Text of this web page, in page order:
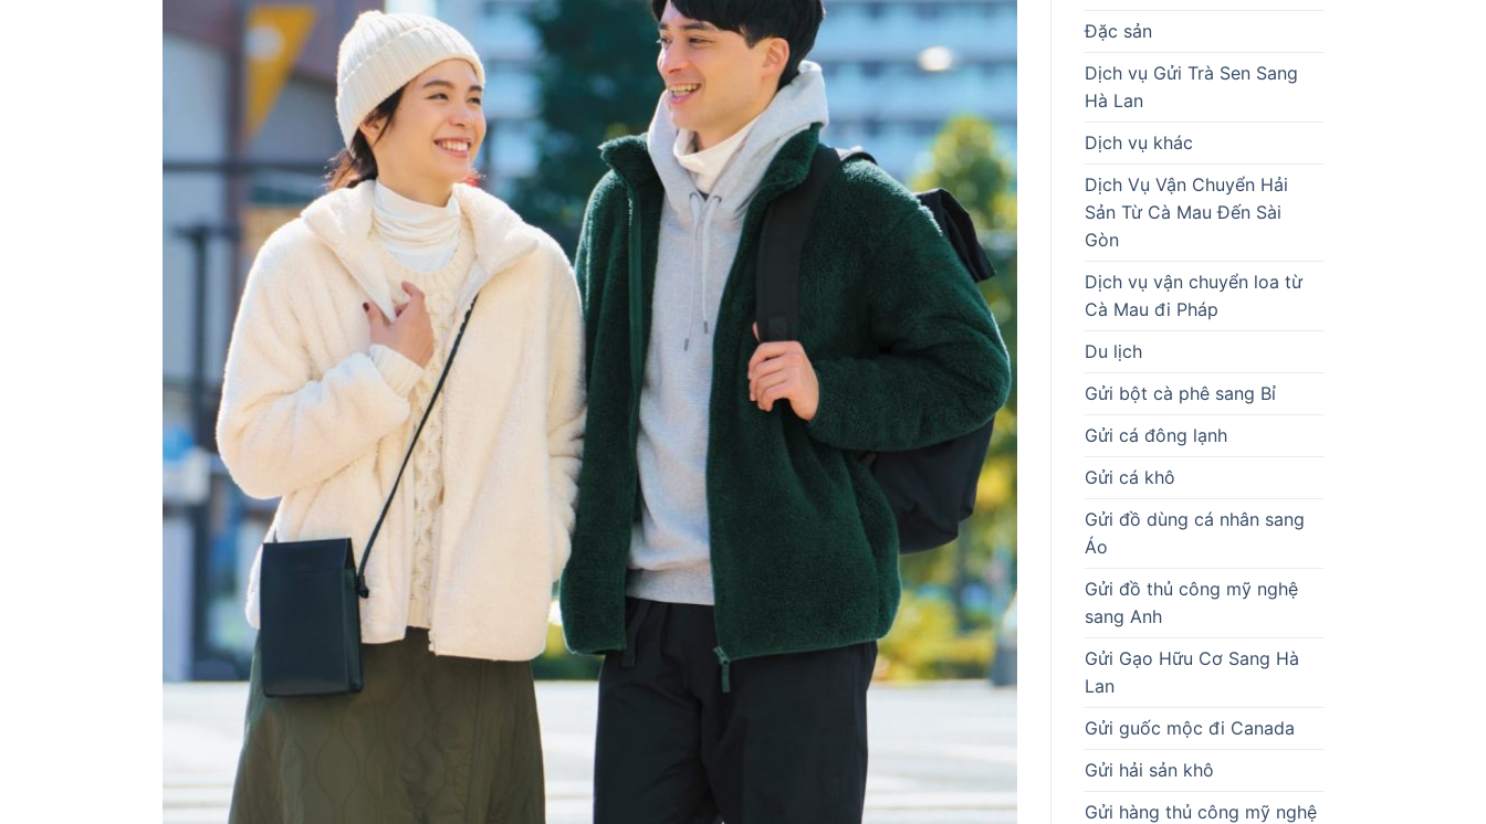
Đặc sản
Dịch vụ Gửi Trà Sen Sang
Hà Lan
Dịch vụ khác
Dịch Vụ Vận Chuyển Hải
Sản Từ Cà Mau Đến Sài
Gòn
Dịch vụ vận chuyển loa từ
Cà Mau đi Pháp
Du lịch
Gửi bột cà phê sang Bỉ
Gửi cá đông lạnh
Gửi cá khô
Gửi đồ dùng cá nhân sang
Áo
Gửi đồ thủ công mỹ nghệ
sang Anh
Gửi Gạo Hữu Cơ Sang Hà
Lan
Gửi guốc mộc đi Canada
Gửi hải sản khô
Gửi hàng thủ công mỹ nghệ